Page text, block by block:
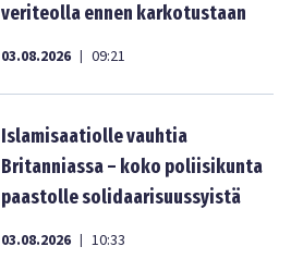
veriteolla ennen karkotustaan
03.08.2026 | 09:21
Islamisaatiolle vauhtia
Britanniassa – koko poliisikunta
paastolle solidaarisuussyistä
03.08.2026 | 10:33